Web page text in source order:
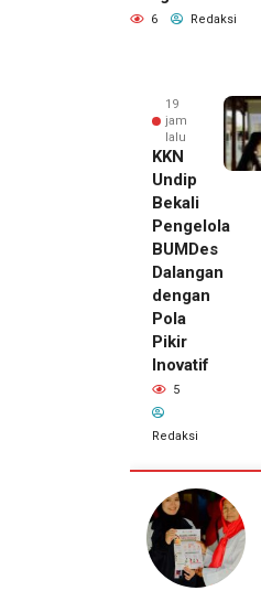
6 Redaksi
19
jam
lalu
KKN
Undip
Bekali
Pengelola
BUMDes
Dalangan
dengan
Pola
Pikir
Inovatif
5
Redaksi
19 jam lalu
Pemilik
Royal
Phone